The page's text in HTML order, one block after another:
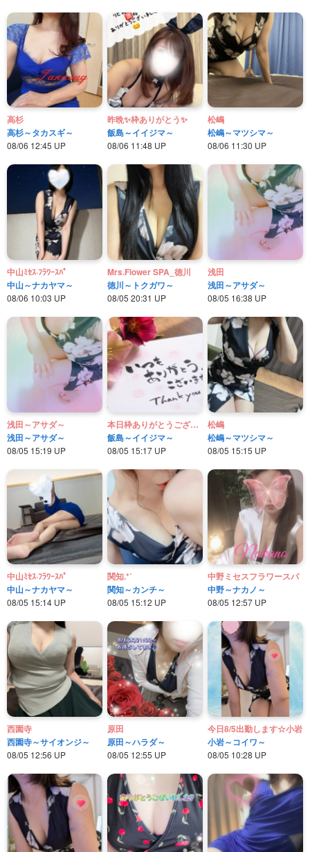
高杉
高杉～タカスギ～
08/06 12:45 UP
昨晩✨枠ありがとう✨
飯島～イイジマ～
08/06 11:48 UP
松嶋
松嶋～マツシマ～
08/06 11:30 UP
中山ﾐｾｽ·ﾌﾗﾜｰｽﾊﾟ
中山～ナカヤマ～
08/06 10:03 UP
Mrs.Flower SPA_徳川
徳川～トクガワ～
08/05 20:31 UP
浅田
浅田～アサダ～
08/05 16:38 UP
浅田～アサダ～
浅田～アサダ～
08/05 15:19 UP
本日枠ありがとうございます❤️
飯島～イイジマ～
08/05 15:17 UP
松嶋
松嶋～マツシマ～
08/05 15:15 UP
中山ﾐｾｽ·ﾌﾗﾜｰｽﾊﾟ
中山～ナカヤマ～
08/05 15:14 UP
関知.*˚
関知～カンチ～
08/05 15:12 UP
中野ミセスフラワースパ
中野～ナカノ～
08/05 12:57 UP
西園寺
西園寺～サイオンジ～
08/05 12:56 UP
原田
原田～ハラダ～
08/05 12:55 UP
今日8/5出勤します☆小岩
小岩～コイワ～
08/05 10:28 UP